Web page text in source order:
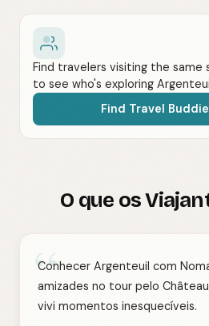
Find travelers visiting the
to see who's exploring
Find Travel
O que os
“
Conhecer Argenteuil com
amizades no tour pelo
vivi momentos inesquecíveis.